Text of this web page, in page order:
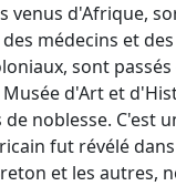
venus d'Afrique,
médecins et des
sont
d'Art et
noblesse. C'est
fut révélé
et les autres,